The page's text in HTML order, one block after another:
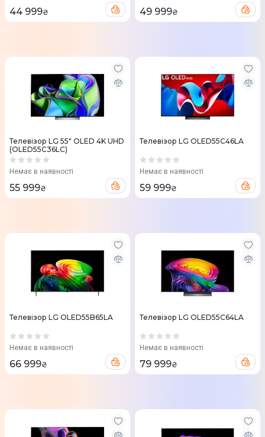
44 999₴ 49 999₴
Телевізор LG 55" OLED 4K UHD
(OLED55C36LC)
Немає в наявності
55 999₴
Телевізор LG OLED55C46LA
Немає в наявності
59 999₴
Телевізор LG OLED55B65LA
Немає в наявності
66 999₴
Телевізор LG OLED55C64LA
Немає в наявності
79 999₴